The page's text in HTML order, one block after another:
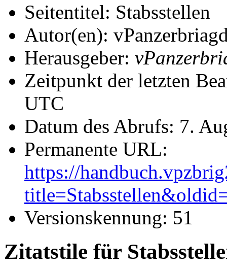
Seitentitel: Stabsstellen
Autor(en):
Herausgeber:
Zeitpunkt der letzten
UTC
Datum des Abrufs: 7.
Permanente URL:
https://
Versionskennung: 51
Zitatstile für